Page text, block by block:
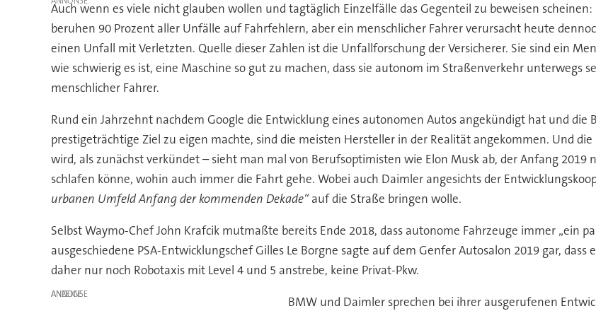
Auch wenn es viele nicht glauben wollen und tagtäglich Einzelfälle das Gegenteil zu beweisen
beruhen 90 Prozent aller Unfälle auf Fahrfehlern, aber ein menschlicher Fahrer verursacht heute
einen Unfall mit Verletzten. Quelle dieser Zahlen ist die Unfallforschung der Versicherer. Sie sind ein
wie schwierig es ist, eine Maschine so gut zu machen, dass sie autonom im Straßenverkehr unterwegs
menschlicher Fahrer.
Rund ein Jahrzehnt nachdem Google die Entwicklung eines autonomen Autos angekündigt hat und die
prestigeträchtige Ziel zu eigen machte, sind die meisten Hersteller in der Realität angekommen. Und
wird, als zunächst verkündet – sieht man mal von Berufsoptimisten wie Elon Musk ab, der Anfang 2019
schlafen könne, wohin auch immer die Fahrt gehe. Wobei auch Daimler angesichts der
urbanen Umfeld Anfang der kommenden Dekade“auf die Straße bringen wolle.
Selbst Waymo-Chef John Krafcik mutmaßte bereits Ende 2018, dass autonome Fahrzeuge immer „ein
ausgeschiedene PSA-Entwicklungschef Gilles Le Borgne sagte auf dem Genfer Autosalon 2019 gar,
daher nur noch Robotaxis mit Level 4 und 5 anstrebe, keine Privat-Pkw.
ANZEIGE
BMW und Daimler sprechen bei ihrer ausgerufenen